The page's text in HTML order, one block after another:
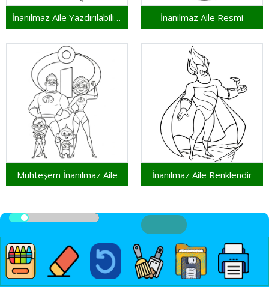
İnanılmaz Aile Yazdırılabilir Resim İnanılmaz Aile Resmi
Muhteşem İnanılmaz Aile İnanılmaz Aile Renklendir